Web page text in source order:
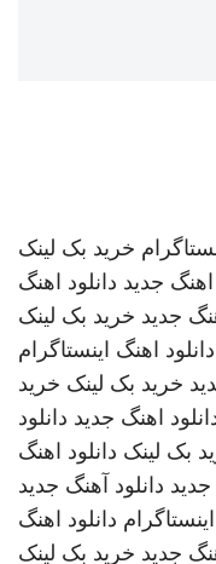
خرید بک لینک
اهنگ جدید دانلود اهنگ
جدید خرید بک لینک
دانلود اهنگ اینستاگرام
خرید بک لینک خرید
اهنگ جدید دانلود
بک لینک دانلود اهنگ
جدید دانلود آهنگ جدید
دانلود اهنگ
جدید خرید بک لینک